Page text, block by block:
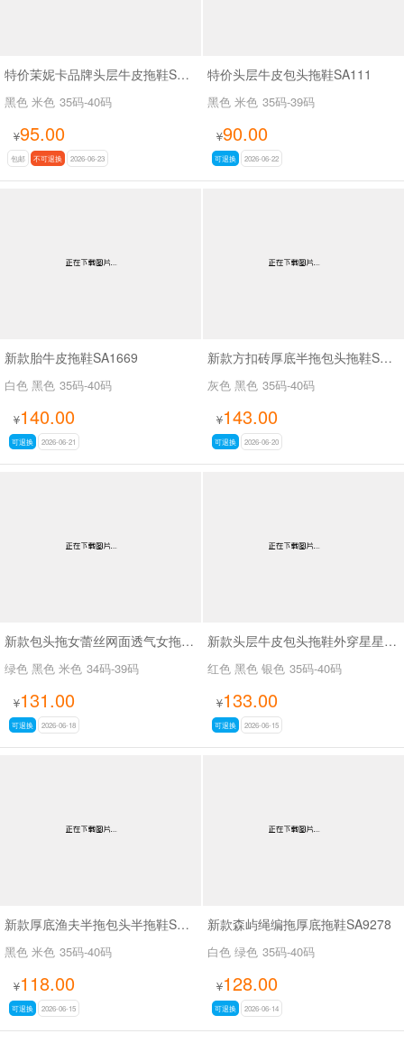
特价茉妮卡品牌头层牛皮拖鞋SA111
黑色 米色 35码-40码
¥95.00
包邮 不可退换 2026-06-23
特价头层牛皮包头拖鞋SA111
黑色 米色 35码-39码
¥90.00
可退换 2026-06-22
新款胎牛皮拖鞋SA1669
白色 黑色 35码-40码
¥140.00
可退换 2026-06-21
新款方扣砖厚底半拖包头拖鞋SA6113
灰色 黑色 35码-40码
¥143.00
可退换 2026-06-20
新款包头拖女蕾丝网面透气女拖鞋SA298-11
绿色 黑色 米色 34码-39码
¥131.00
可退换 2026-06-18
新款头层牛皮包头拖鞋外穿星星做旧脏脏鞋SA26019
红色 黑色 银色 35码-40码
¥133.00
可退换 2026-06-15
新款厚底渔夫半拖包头半拖鞋SA3709-2
黑色 米色 35码-40码
¥118.00
可退换 2026-06-15
新款森屿绳编拖厚底拖鞋SA9278
白色 绿色 35码-40码
¥128.00
可退换 2026-06-14